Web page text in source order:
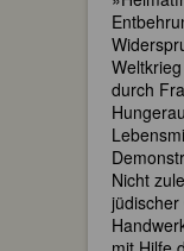
durch
Nicht